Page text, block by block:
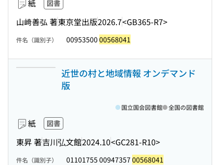
紙 図書
山﨑善弘 著東京堂出版2026.7<GB365-R7>
件名（識別子） 00953500 00568041
近世の村と地域情報 オンデマンド
版
紙 図書
東昇 著吉川弘文館2024.10<GC281-R10>
国立国会図書館 全国の図書館
件名（識別子） 01101755 00947357 00568041